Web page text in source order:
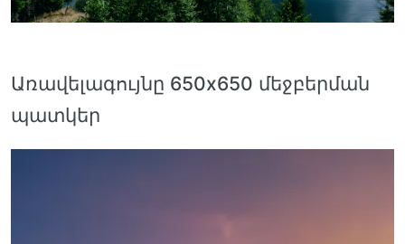
Առավելագույնը 650x650 մեջբերման
պատկեր